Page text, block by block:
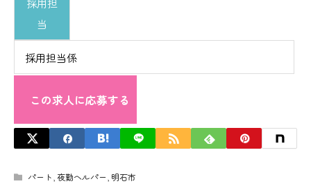
採用担
当
採用担当係
この求人に応募する
パート,夜勤ヘルパー, 明石市